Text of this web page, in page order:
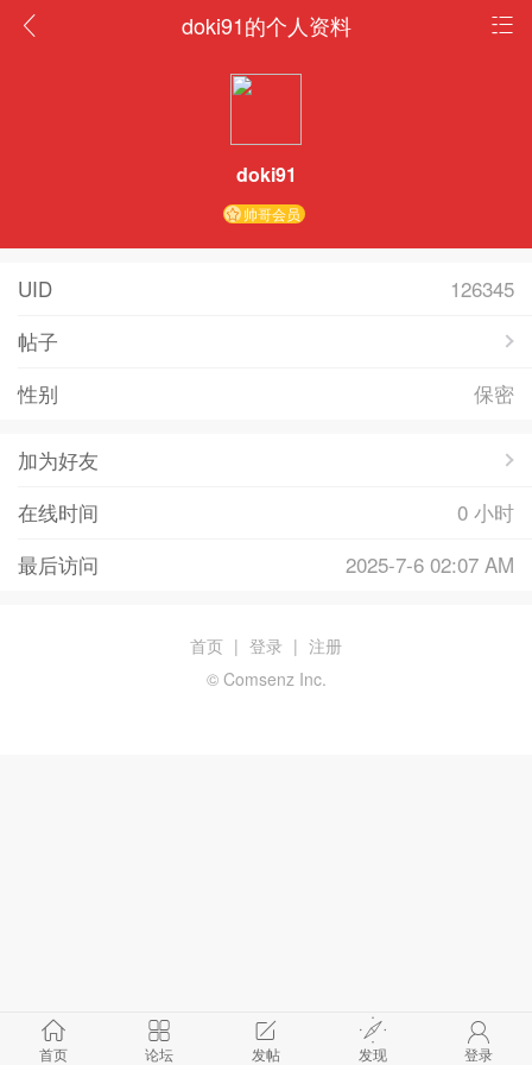
doki91的个人资料
doki91
帅哥会员
UID
126345
帖子
性别
保密
加为好友
在线时间
0 小时
最后访问
2025-7-6 02:07 AM
首页 论坛 发帖 发现 登录
首页 | 登录 | 注册
© Comsenz Inc.